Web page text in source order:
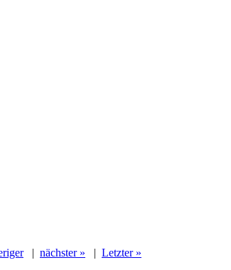
| nächster » | Letzter »